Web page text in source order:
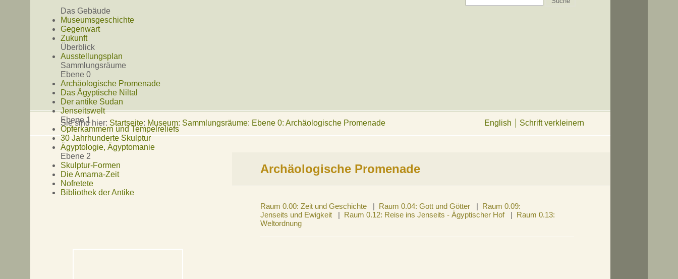
Das Gebäude
Museumsgeschichte
Gegenwart
Zukunft
Überblick
Ausstellungsplan
Sammlungsräume
Ebene 0
Archäologische Promenade
Das Ägyptische Niltal
Der antike Sudan
Jenseitswelt
Ebene 1
Opferkammern und Tempelreliefs
30 Jahrhunderte Skulptur
Ägyptologie, Ägyptomanie
Ebene 2
Skulptur-Formen
Die Amarna-Zeit
Nofretete
Bibliothek der Antike
Sie sind hier: Startseite: Museum: Sammlungsräume: Ebene 0: Archäologische Promenade English Schrift verkleinern
Archäologische Promenade
Raum 0.00: Zeit und Geschichte | Raum 0.04: Gott und Götter | Raum 0.09:
Jenseits und Ewigkeit
| Raum 0.12: Reise ins Jenseits - Ägyptischer Hof | Raum 0.13:
Weltordnung